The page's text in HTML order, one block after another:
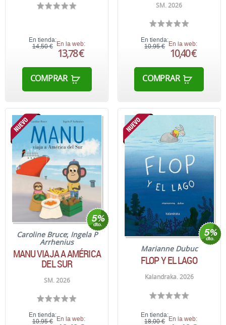
En tienda:
14,50 € En la web:
13,78 €
COMPRAR
SM. 2026
En tienda:
10,95 €
En la web:
10,40 €
COMPRAR
Caroline Bruce; Ingela P
Arrhenius
MANU VIAJA A AMÉRICA
DEL SUR
SM. 2026
En tienda:
10,95 € En la web:
Marianne Dubuc
FLOP Y EL LAGO
Kalandraka. 2026
En tienda:
18,00 €
En la web: